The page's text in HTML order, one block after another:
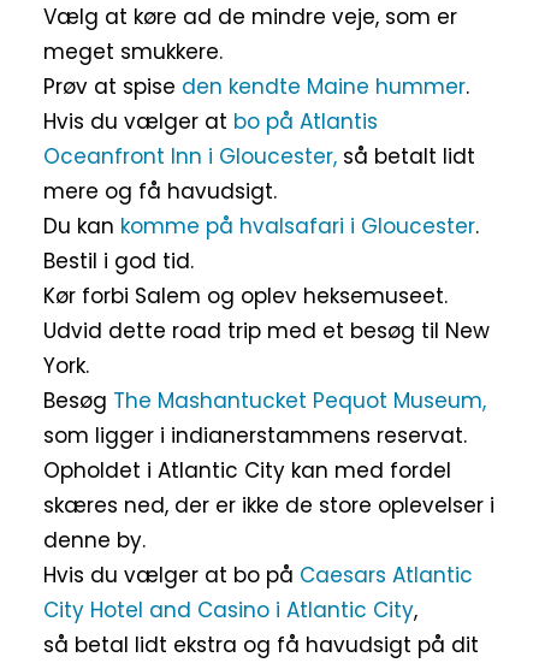
Vælg at køre ad de mindre veje, som er
meget smukkere.
Prøv at spise den kendte Maine hummer.
Hvis du vælger at bo på Atlantis
Oceanfront Inn i Gloucester, så betalt lidt
mere og få havudsigt.
Du kan komme på hvalsafari i Gloucester.
Bestil i god tid.
Kør forbi Salem og oplev heksemuseet.
Udvid dette road trip med et besøg til New
York.
Besøg The Mashantucket Pequot Museum,
som ligger i indianerstammens reservat.
Opholdet i Atlantic City kan med fordel
skæres ned, der er ikke de store oplevelser i
denne by.
Hvis du vælger at bo på Caesars Atlantic
City Hotel and Casino i Atlantic City,
så betal lidt ekstra og få havudsigt på dit